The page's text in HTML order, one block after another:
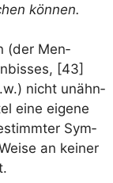
können.
(der Men­
[43]
nicht unähn­
eine eige­ne
Sym­
an kei­ner